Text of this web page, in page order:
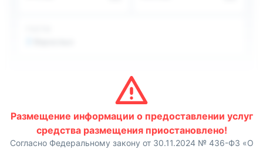
Размещение информации о предоставлении услуг
средства размещения приостановлено!
Согласно Федеральному закону от 30.11.2024 № 436-ФЗ «О